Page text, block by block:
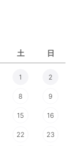
土 日
1 2
8 9
15 16
22 23